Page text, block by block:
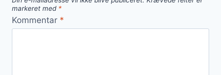
markeret med *
Kommentar *